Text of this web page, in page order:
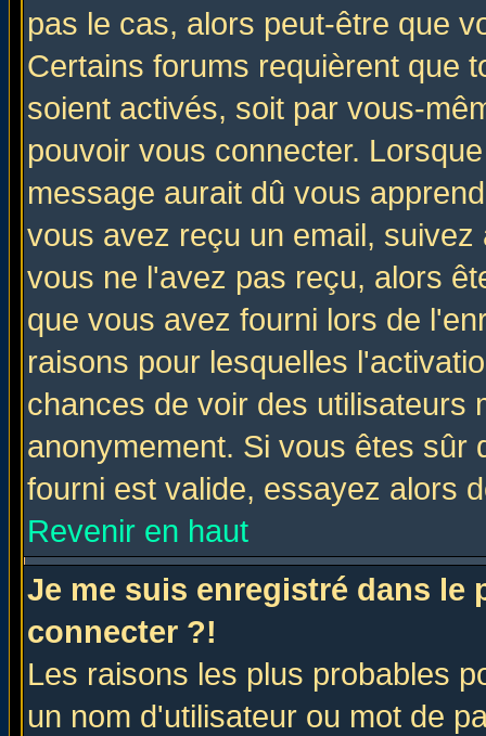
pas le cas, alors peut-être que
Certains forums requièrent que
soient activés, soit par vous-
pouvoir vous connecter.
message aurait dû vous
vous avez reçu un email,
vous ne l'avez pas reçu, alors
que vous avez fourni lors de
raisons pour lesquelles
chances de voir des utilisateurs
anonymement. Si vous êtes sûr
fourni est valide, essayez alors
Revenir en haut
Je me suis enregistré dans le
connecter ?!
Les raisons les plus probables
un nom d'utilisateur ou mot de